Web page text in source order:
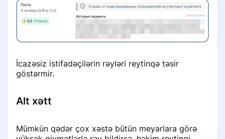
İcazəsiz istifadəçilərin rəyləri reytinqə təsir
göstərmir.
Alt xətt
Mümkün qədər çox xəstə bütün meyarlara görə